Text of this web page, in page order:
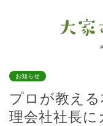
お知らせ
プロが教え
理会社社長に